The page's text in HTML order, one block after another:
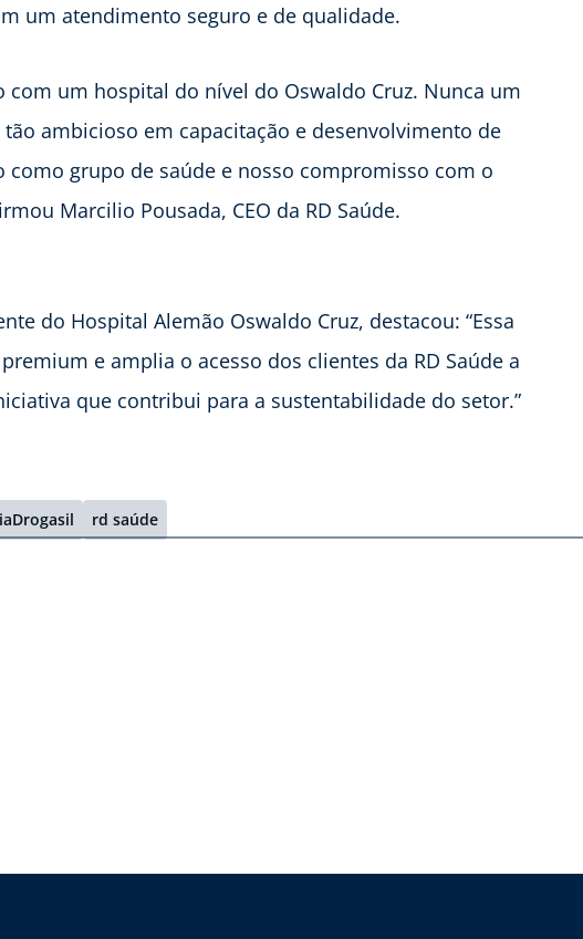
um atendimento seguro e de qualidade.
com um hospital do nível do Oswaldo Cruz. Nunca um
ambicioso em capacitação e desenvolvimento de
grupo de saúde e nosso compromisso com o
Marcilio Pousada, CEO da RD Saúde.
do Hospital Alemão Oswaldo Cruz, destacou: “Essa
e amplia o acesso dos clientes da RD Saúde a
que contribui para a sustentabilidade do setor.”
rd saúde